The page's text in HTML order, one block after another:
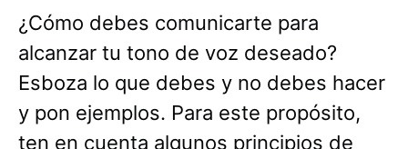
¿Cómo debes comunicarte para
alcanzar tu tono de voz deseado?
Esboza lo que debes y no debes hacer
y pon ejemplos. Para este propósito,
ten en cuenta algunos principios de